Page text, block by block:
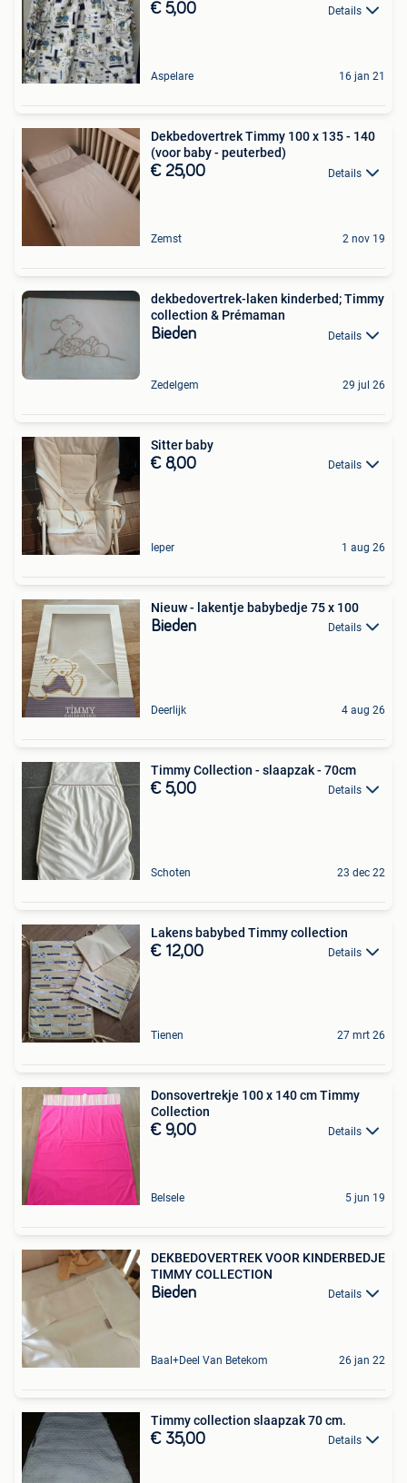
€ 5,00 Details
Aspelare 16 jan 21
Dekbedovertrek Timmy 100 x 135 - 140
(voor baby - peuterbed)
€ 25,00 Details
Zemst 2 nov 19
dekbedovertrek-laken kinderbed; Timmy
collection & Prémaman
Bieden Details
Zedelgem 29 jul 26
Sitter baby
€ 8,00 Details
Ieper 1 aug 26
Nieuw - lakentje babybedje 75 x 100
Bieden Details
Deerlijk 4 aug 26
Timmy Collection - slaapzak - 70cm
€ 5,00 Details
Schoten 23 dec 22
Lakens babybed Timmy collection
€ 12,00 Details
Tienen 27 mrt 26
Donsovertrekje 100 x 140 cm Timmy
Collection
€ 9,00 Details
Belsele 5 jun 19
DEKBEDOVERTREK VOOR KINDERBEDJE
TIMMY COLLECTION
Bieden Details
Baal+Deel Van Betekom 26 jan 22
Timmy collection slaapzak 70 cm.
€ 35,00 Details